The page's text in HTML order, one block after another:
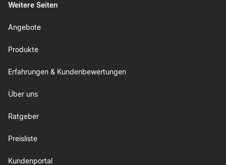
Weitere Seiten
Angebote
Produkte
Erfahrungen & Kundenbewertungen
Über uns
Ratgeber
Preisliste
Kundenportal